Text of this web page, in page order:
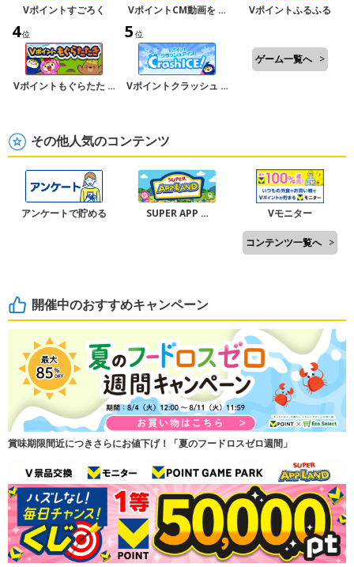
Vポイントすごろく VポイントCM動画を … Vポイントふるふる
4位
Vポイントもぐらたた …
5 位
Vポイントクラッシュ …
ゲーム一覧へ >
その他人気のコンテンツ
アンケートで貯める SUPER APP … Vモニター
コンテンツ一覧へ >
開催中のおすすめキャンペーン
賞味期限間近につきさらにお値下げ！「夏のフードロスゼロ週間」